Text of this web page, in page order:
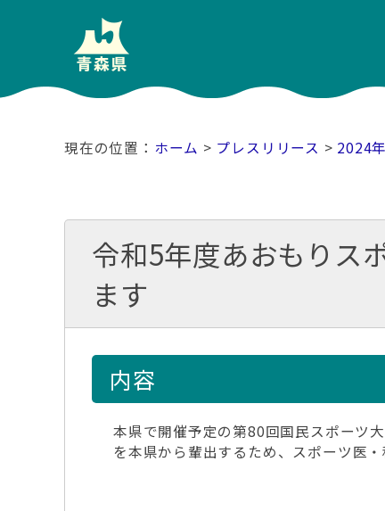
ホーム > プレスリリース > 2024
令和5年度あおもりス
ます
内容
本県で開催予定の第80回国民スポーツ
を本県から輩出するため、スポーツ医